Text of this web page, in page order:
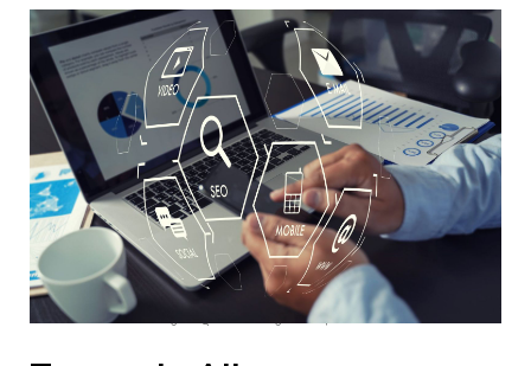
InnovaJob Chile – – 18:48